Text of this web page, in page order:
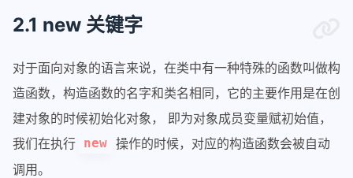
2.1 new 关键字
对于面向对象的语言来说，在类中有一种特殊的函数叫做构
造函数，构造函数的名字和类名相同，它的主要作用是在创
建对象的时候初始化对象， 即为对象成员变量赋初始值，
我们在执行 new 操作的时候，对应的构造函数会被自动
调用。